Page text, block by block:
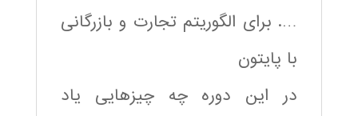
…. برای الگوریتم تجارت و بازرگانی
با پایتون
در این دوره چه چیزهایی یاد